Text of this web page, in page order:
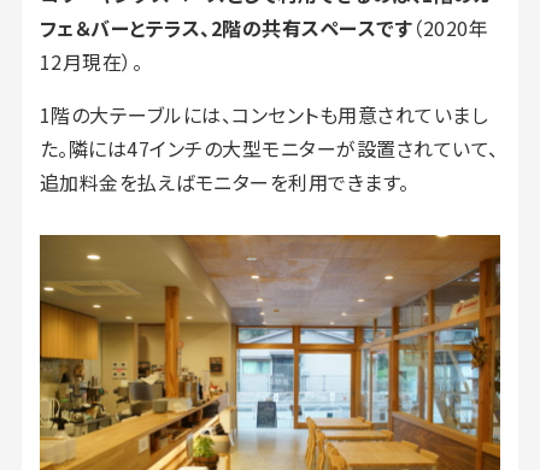
フェ＆バーとテラス、2階の共有スペースです（2020年
12月現在）。
1階の大テーブルには、コンセントも用意されていまし
た。隣には47インチの大型モニターが設置されていて、
追加料金を払えばモニターを利用できます。